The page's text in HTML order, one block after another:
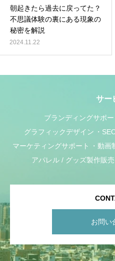
朝起きたら過去に戻ってた？
不思議体験の裏にある現象の
秘密を解説
2024.11.22
サー
ブランディングサポー
グラフィックデザイン
マーケティングサポート
動画
アパレル / グッズ製作販売
お問い